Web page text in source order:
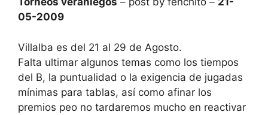
05-2009
Villalba es del 21 al 29 de Agosto.
Falta ultimar algunos temas como los tiempos
del B, la puntualidad o la exigencia de jugadas
mínimas para tablas, así como afinar los
premios peo no tardaremos mucho en reactivar